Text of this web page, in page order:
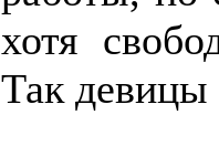
хотя
Так девицы